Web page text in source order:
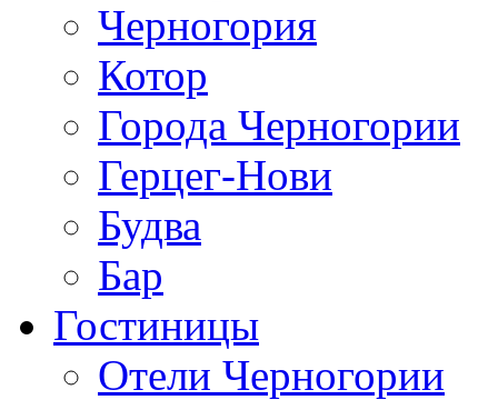
Черногория
Котор
Города Черногории
Герцег-Нови
Будва
Бар
Гостиницы
Отели Черногории